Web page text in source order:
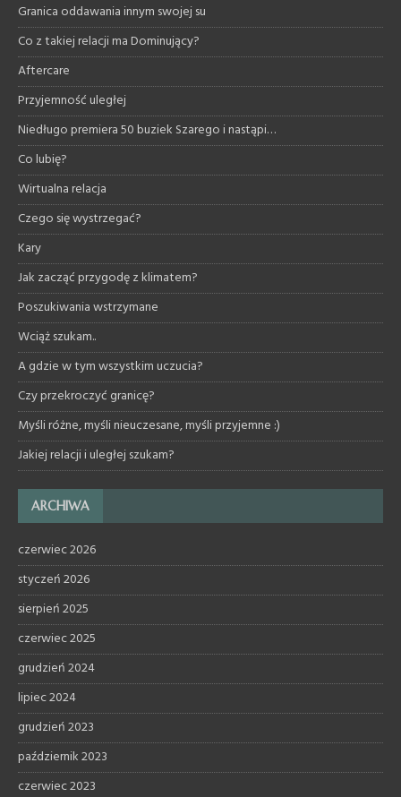
Granica oddawania innym swojej su
Co z takiej relacji ma Dominujący?
Aftercare
Przyjemność uległej
Niedługo premiera 50 buziek Szarego i nastąpi…
Co lubię?
Wirtualna relacja
Czego się wystrzegać?
Kary
Jak zacząć przygodę z klimatem?
Poszukiwania wstrzymane
Wciąż szukam..
A gdzie w tym wszystkim uczucia?
Czy przekroczyć granicę?
Myśli różne, myśli nieuczesane, myśli przyjemne :)
Jakiej relacji i uległej szukam?
ARCHIWA
czerwiec 2026
styczeń 2026
sierpień 2025
czerwiec 2025
grudzień 2024
lipiec 2024
grudzień 2023
październik 2023
czerwiec 2023